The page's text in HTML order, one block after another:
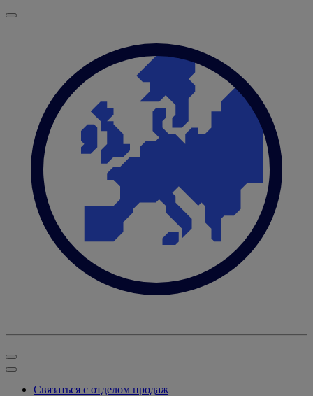
Связаться с отделом продаж